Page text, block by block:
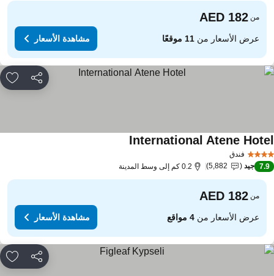
من
عرض الأسعار من11 موقعًا مشاهدة الأسعار
مشاركة
فندق
International Ateneمشاهدة الأسعار
7.9 جيد 5,882 0.2 كم إلى وسط المدينة
من
عرض الأسعار من4 مواقع مشاهدة الأسعار
مشاركة